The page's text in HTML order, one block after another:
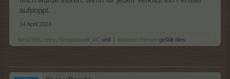
aufpoppt.
14 April 2024
flora1966 reiny Steppenwolf_AC und 1 weiteren Person gefällt dies.